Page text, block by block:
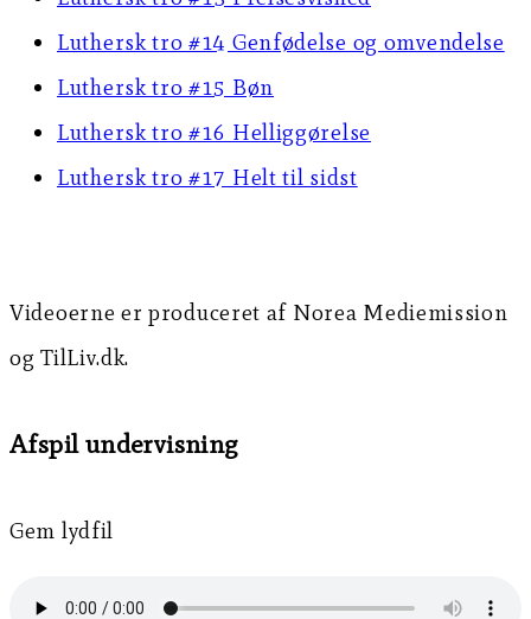
Luthersk tro #14 Genfødelse og omvendelse
Luthersk tro #15 Bøn
Luthersk tro #16 Helliggørelse
Luthersk tro #17 Helt til sidst
Videoerne er produceret af Norea Mediemission
og TilLiv.dk.
Afspil undervisning
Gem lydfil